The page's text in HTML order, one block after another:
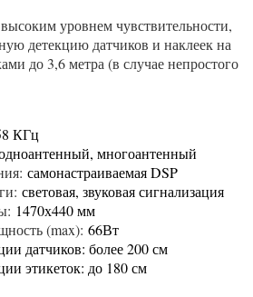
уровнем чувствительности,
детекцию датчиков и наклеек на
до 3,6 метра (в случае непростого
КГц
многоантенный
самонастраиваемая DSP
световая, звуковая сигнализация
1470х440 мм
(max): 66Вт
датчиков: более 200 см
этикеток: до 180 см